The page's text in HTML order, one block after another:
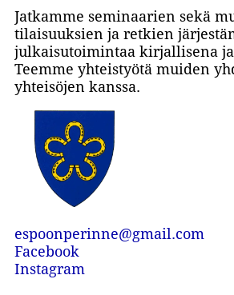
Jatkamme seminaarien sekä
tilaisuuksien ja retkien
julkaisutoimintaa kirjallisena ja
Teemme yhteistyötä muiden
yhteisöjen kanssa.
espoonperinne@gmail.com
Facebook
Instagram